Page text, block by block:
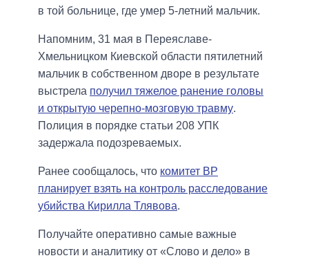
в той больнице, где умер 5-летний мальчик.
Напомним, 31 мая в Переяславе-
Хмельницком Киевской области пятилетний
мальчик в собственном дворе в результате
выстрела получил тяжелое ранение головы
и открытую черепно-мозговую травму.
Полиция в порядке статьи 208 УПК
задержала подозреваемых.
Ранее сообщалось, что комитет ВР
планирует взять на контроль расследование
убийства Кирилла Тлявова.
Получайте оперативно самые важные
новости и аналитику от «Слово и дело» в